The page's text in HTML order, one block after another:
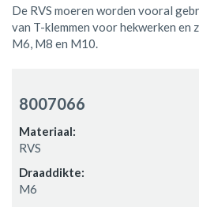
De RVS moeren worden vooral
van T-klemmen voor hekwerken en
M6, M8 en M10.
gallerij
gallerij
8007066
RVS
M6